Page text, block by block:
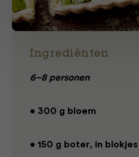
Ingrediënten
6–8 personen
• 300 g bloem
• 150 g boter, in blokjes